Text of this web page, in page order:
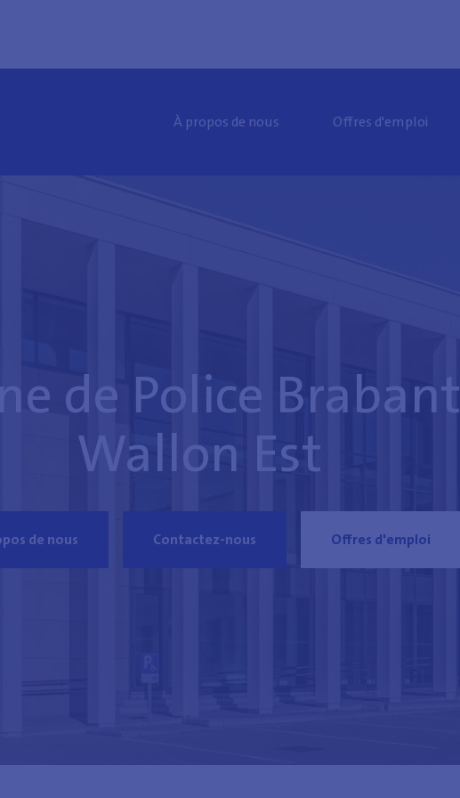
À propos de nous Offres d'emploi
de Police Brabant
Wallon Est
de nous Contactez-nous Offres d'emploi